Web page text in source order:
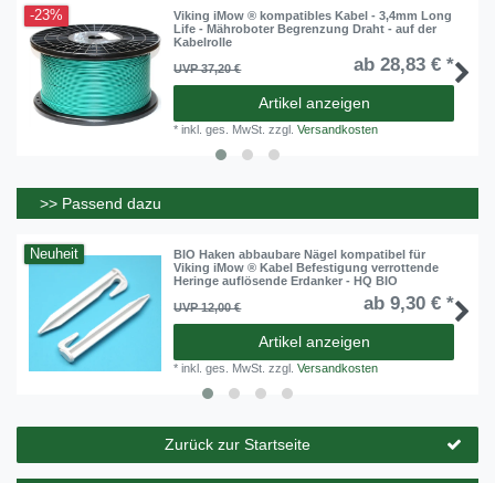
-23%
Viking iMow ® kompatibles Kabel - 3,4mm Long
Life - Mähroboter Begrenzung Draht - auf der
Kabelrolle
UVP 37,20 €
ab 28,83 € *
Artikel anzeigen
*inkl. ges. MwSt. zzgl.Versandkosten
>> Passend dazu
Neuheit
BIO Haken abbaubare Nägel kompatibel für
Viking iMow ® Kabel Befestigung verrottende
Heringe auflösende Erdanker - HQ BIO
UVP 12,00 €
ab 9,30 € *
Artikel anzeigen
*inkl. ges. MwSt. zzgl.Versandkosten
Zurück zur Startseite